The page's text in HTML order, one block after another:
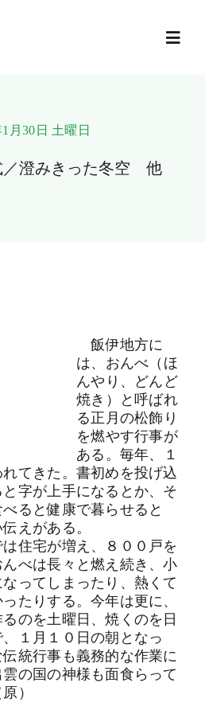
同窓会概要
事務局
飯田高校
1月30日 土曜日
／澄みきった冬空 他
飯伊地方に
は、おんべ（ほ
んやり、どんど
焼き）と呼ばれ
る正月の松飾り
を燃やす行事が
ある。毎年、１
てきた。書初めを投げ込
字が上手になるとか、そ
ると健康で暮らせると
えがある。
住宅が増え、８００戸を
べは長々と燃え続き、小
ってしまったり、熱くて
たりする。今年は更に、
のを土曜日、焼くのを日
１月１０日の朝となっ
統行事も義務的な作業に
の国の神様も面食らって
）